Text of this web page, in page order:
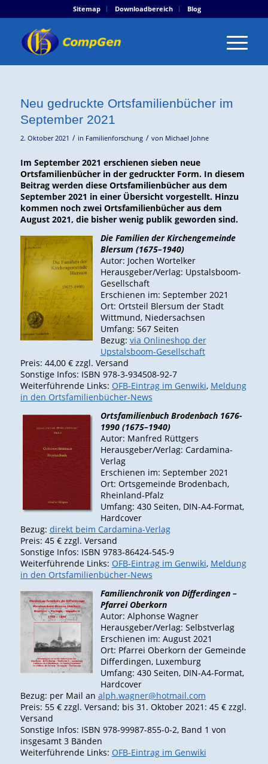
Sitemap Downloadbereich Blog
Neu gedruckte Ortsfamilienbücher im
September 2021
2. Oktober 2021 / in Familienforschung / von Michael Johne
Im September 2021 erschienen sieben neue
Ortsfamilienbücher in der gedruckter Form. In diesem
Beitrag werden diese Ortsfamilienbücher aus dem
September 2021 in einer Übersicht vorgestellt. Hinzu
kommen noch zwei Ortsfamilienbücher aus dem
August 2021, die bisher wenig publik geworden sind.
Die Familien der Kirchengemeinde
Blersum (1675–1940)
Autor: Jochen Wortelker
Herausgeber/Verlag: Upstalsboom-
Gesellschaft
Erschienen im: September 2021
Ort: Ortsteil Blersum der Stadt
Wittmund, Niedersachsen
Umfang: 567 Seiten
Bezug: via Onlineshop der
Upstalsboom-Gesellschaft
Preis: 44,00 € zzgl. Versand
Sonstige Infos: ISBN 978-3‑934508-92‑7
Weiterführende Links: OFB-Eintrag im Genwiki, Meldung
in den Ortsfamilienbücher-News
Ortsfamilienbuch Brodenbach 1676-
1990 (1675–1940)
Autor: Manfred Rüttgers
Herausgeber/Verlag: Cardamina-
Verlag
Erschienen im: September 2021
Ort: Ortsgemeinde Brodenbach,
Rheinland-Pfalz
Umfang: 430 Seiten, DIN-A4-Format,
Hardcover
Bezug: direkt beim Cardamina-Verlag
Preis: 45 € zzgl. Versand
Sonstige Infos: ISBN 9783‑86424-545‑9
Weiterführende Links: OFB-Eintrag im Genwiki, Meldung
in den Ortsfamilienbücher-News
Familienchronik von Differdingen –
Pfarrei Oberkorn
Autor: Alphonse Wagner
Herausgeber/Verlag: Selbstverlag
Erschienen im: August 2021
Ort: Pfarrei Oberkorn der Gemeinde
Differdingen, Luxemburg
Umfang: 430 Seiten, DIN-A4-Format,
Hardcover
Bezug: per Mail an alph.wagner@hotmail.com
Preis: 55 € zzgl. Versand; bis 31. Oktober 2021: 45 € zzgl.
Versand
Sonstige Infos: ISBN 978-99987-855-0-2, Band 1 von
insgesamt 3 Bänden
Weiterführende Links: OFB-Eintrag im Genwiki